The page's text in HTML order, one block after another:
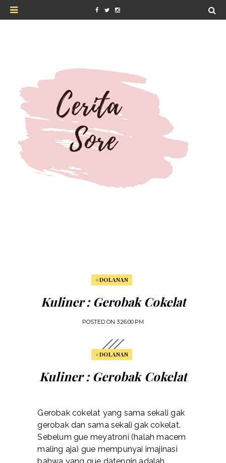
#DOLANAN
Kuliner : Gerobak Cokelat
POSTED ON 3:26:00 PM
#DOLANAN
Kuliner : Gerobak Cokelat
Gerobak cokelat yang sama sekali gak
gerobak dan sama sekali gak cokelat.
Sebelum gue meyatroni (halah macem
maling aja) gue mempunyai imajinasi